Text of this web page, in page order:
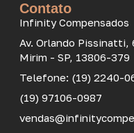
Contato
Infinity Compensados
Av. Orlando Pissinatti,
Mirim - SP, 13806-379
Telefone: (19) 2240-
(19) 97106-0987